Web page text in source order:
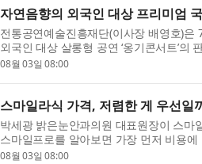
자연음향의 외국인 대상 프리미엄 국
전통공연예술진흥재단(이사장 배영호)은
외국인 대상 살롱형 공연 ‘옹기콘서트’의
08월 03일 08:00
스마일라식 가격, 저렴한 게 우선
박세광 밝은눈안과의원 대표원장이 스
스마일프로를 알아보면 가장 먼저 비용
한...
08월 03일 08:00